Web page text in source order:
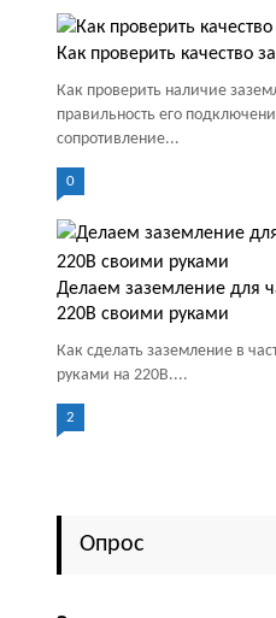
Как проверить качество
Как проверить наличие
правильность его
сопротивление...
0
Делаем заземление для
220В своими руками
Как сделать заземление в
руками на 220В....
2
Опрос